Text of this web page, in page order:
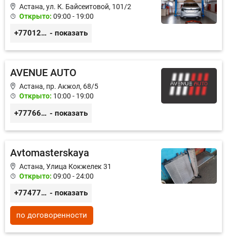
Астана, ул. К. Байсеитовой, 101/2
Открыто: 09:00 - 19:00
+77012976565 - показать
AVENUE AUTO
Астана, пр. Акжол, 68/5
Открыто: 10:00 - 19:00
+77766857788 - показать
Avtomasterskaya
Астана, Улица Кокжелек 31
Открыто: 09:00 - 24:00
+77477024715 - показать
по договоренности